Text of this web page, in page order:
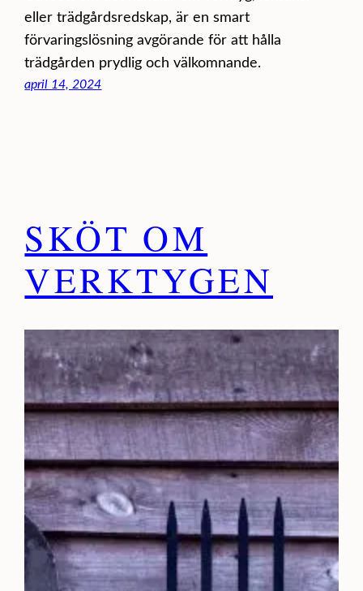
eller trädgårdsredskap, är en smart
förvaringslösning avgörande för att hålla
trädgården prydlig och välkomnande.
april 14, 2024
SKÖT OM
VERKTYGEN